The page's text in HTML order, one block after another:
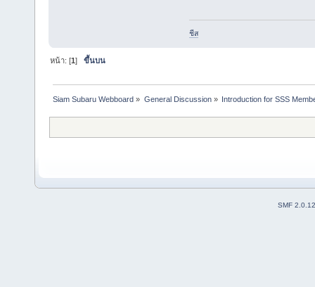
ชีส
หน้า: [1]ขึ้นบน
Siam Subaru Webboard » General Discussion» Introduction for SSS
SMF 2.0.12